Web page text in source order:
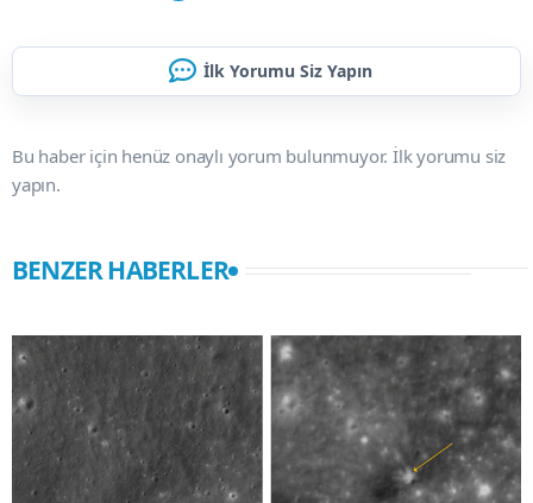
İlk Yorumu Siz Yapın
Bu haber için henüz onaylı yorum bulunmuyor. İlk yorumu siz
yapın.
BENZER HABERLER